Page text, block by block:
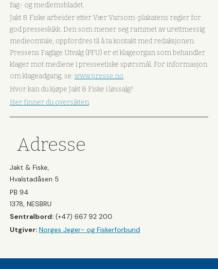
fag- og medlemsbladet.
Jakt & Fiske arbeider etter Vær Varsom-plakatens regler for
god presseskikk. Den som mener seg rammet av urettmessig
medieomtale, oppfordres til å ta kontakt med redaksjonen.
Pressens Faglige Utvalg (PFU) er et klageorgan som behandler
klager mot mediene i presseetiske spørsmål. For informasjon
om klageadgang, se: www.presse.no
Hvor kan du kjøpe Jakt & Fiske i løssalg?
Her finner du oversikten
Adresse
Jakt & Fiske,
Hvalstadåsen 5
PB 94
1378, NESBRU
Sentralbord: (+47) 667 92 200
Utgiver: Norges Jeger- og Fiskerforbund